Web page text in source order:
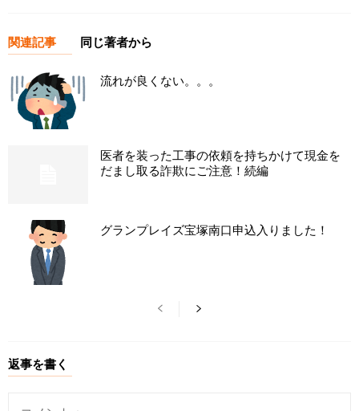
関連記事 同じ著者から
流れが良くない。。。
医者を装った工事の依頼を持ちかけて現金を
だまし取る詐欺にご注意！続編
グランプレイズ宝塚南口申込入りました！
返事を書く